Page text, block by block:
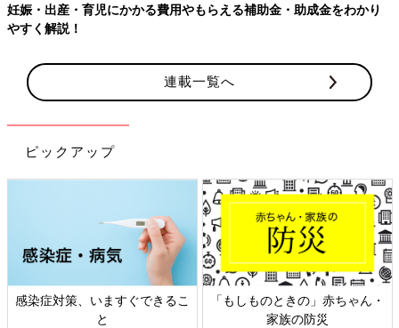
妊娠・出産・育児にかかる費用やもらえる補助金・助成金をわかり
やすく解説！
連載一覧へ
ピックアップ
感染症対策、いますぐできるこ
と
「もしものときの」赤ちゃん・
家族の防災